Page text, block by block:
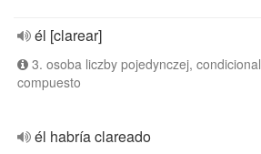
él [clarear]
3. osoba liczby pojedynczej, condicional
compuesto
él habría clareado